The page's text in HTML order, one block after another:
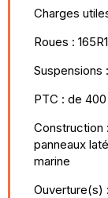
Charges
Roues :
Suspensions
PTC : de
Construction
panneaux
marine
Ouverture(s)